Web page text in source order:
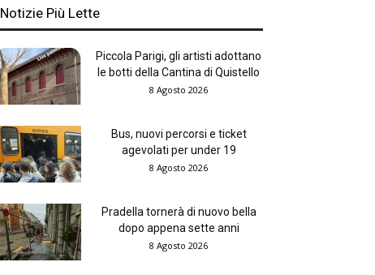
Notizie Più Lette
Piccola Parigi, gli artisti adottano
le botti della Cantina di Quistello
8 Agosto 2026
Bus, nuovi percorsi e ticket
agevolati per under 19
8 Agosto 2026
Pradella tornerà di nuovo bella
dopo appena sette anni
8 Agosto 2026